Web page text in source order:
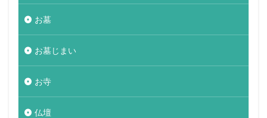
お墓
お墓じまい
お寺
仏壇